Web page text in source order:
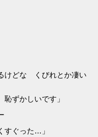
けどな くびれとか凄い
ずかしいです」
ぐった…」